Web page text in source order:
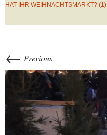
HAT IHR WEIHNACHTSMARKT? (1)
← Previous